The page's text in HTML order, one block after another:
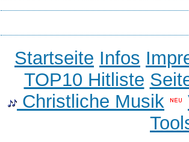
Startseite Infos
TOP10 Hitliste
Christliche Musik